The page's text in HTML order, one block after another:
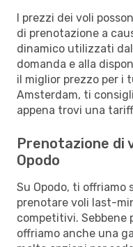
I prezzi dei voli
di prenotazione a
dinamico utilizzati
domanda e alla
il miglior prezzo per i
Amsterdam, ti
appena trovi una
Prenotazione di
Opodo
Su Opodo, ti offriamo
prenotare voli last-
competitivi. Sebbene
offriamo anche una